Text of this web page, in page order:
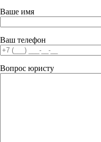
Ваше имя
Ваш телефон
Вопрос юристу